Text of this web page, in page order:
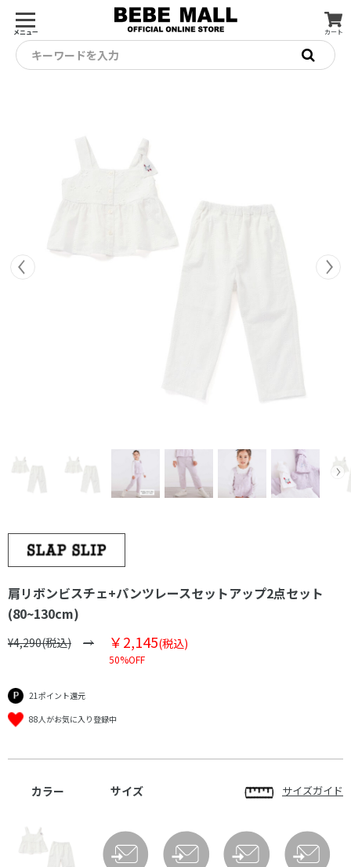
メニュー カート
キーワードを入力
肩リボンビスチェ+パンツレースセットアップ2点セット
(80~130cm)
¥4,290(税込) ￥2,145(税込)
50%OFF
21ポイント還元
88人がお気に入り登録中
カラー サイズ サイズガイド